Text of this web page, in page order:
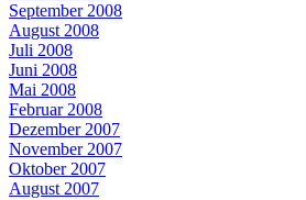
September 2008
August 2008
Juli 2008
Juni 2008
Mai 2008
Februar 2008
Dezember 2007
November 2007
Oktober 2007
August 2007